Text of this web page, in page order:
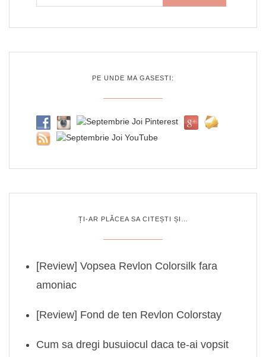
PE UNDE MA GASESTI:
ȚI-AR PLĂCEA SA CITEȘTI ȘI…
[Review] Vopsea Revlon Colorsilk fara
amoniac
[Review] Fond de ten Revlon Colorstay
Cum sa dregi busuiocul daca te-ai vopsit